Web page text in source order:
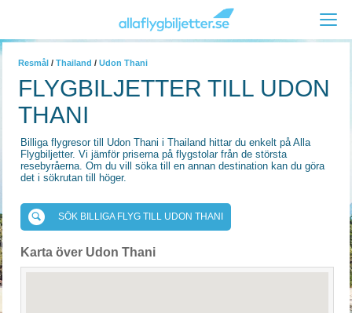
Resmål / Thailand / Udon Thani
FLYGBILJETTER TILL UDON
THANI
Billiga flygresor till Udon Thani i Thailand hittar du enkelt på Alla
Flygbiljetter. Vi jämför priserna på flygstolar från de största
resebyråerna. Om du vill söka till en annan destination kan du göra
det i sökrutan till höger.
SÖK BILLIGA FLYG TILL UDON THANI
Karta över Udon Thani